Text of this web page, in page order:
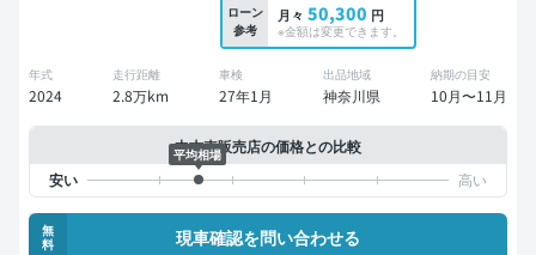
ローン
参考
月々 50,300 円
※金額は変更できます。
年式
2024
走行距離
2.8万km
車検
27年1月
出品地域
神奈川県
納期の目安
10月〜11月
中古車販売店の価格との比較
平均相場
無
料
現車確認を問い合わせる